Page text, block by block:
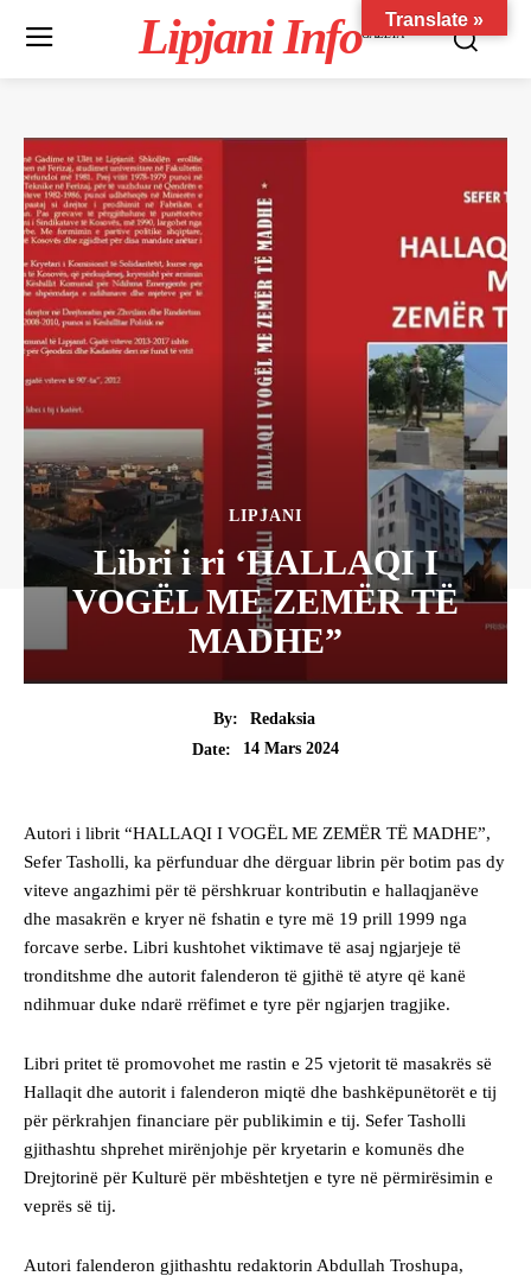
Lipjani InfoGAZETA
LIPJANI
Libri i ri ‘HALLAQI I
VOGËL ME ZEMËR TË
MADHE”
By:
Redaksia
Date:
14 Mars 2024
Autori i librit “HALLAQI I VOGËL ME ZEMËR TË MADHE”,
Sefer Tasholli, ka përfunduar dhe dërguar librin për botim pas dy
viteve angazhimi për të përshkruar kontributin e hallaqjanëve
dhe masakrën e kryer në fshatin e tyre më 19 prill 1999 nga
forcave serbe. Libri kushtohet viktimave të asaj ngjarjeje të
tronditshme dhe autorit falenderon të gjithë të atyre që kanë
ndihmuar duke ndarë rrëfimet e tyre për ngjarjen tragjike.
Libri pritet të promovohet me rastin e 25 vjetorit të masakrës së
Hallaqit dhe autorit i falenderon miqtë dhe bashkëpunëtorët e tij
për përkrahjen financiare për publikimin e tij. Sefer Tasholli
gjithashtu shprehet mirënjohje për kryetarin e komunës dhe
Drejtorinë për Kulturë për mbështetjen e tyre në përmirësimin e
veprës së tij.
Autori falenderon gjithashtu redaktorin Abdullah Troshupa,
Translate »